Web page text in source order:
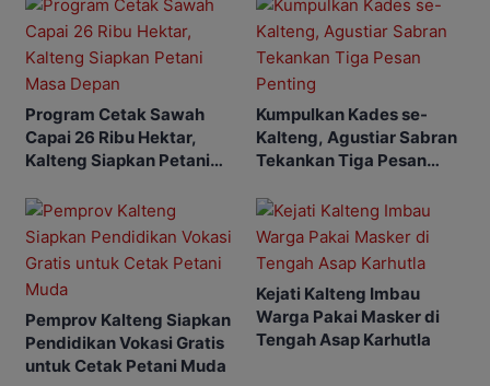
Program Cetak Sawah
Capai 26 Ribu Hektar,
Kalteng Siapkan Petani
Kumpulkan Kades se-
Kalteng, Agustiar Sabran
Tekankan Tiga Pesan
Pemprov Kalteng Siapkan
Pendidikan Vokasi Gratis
untuk Cetak Petani Muda
Kejati Kalteng Imbau
Warga Pakai Masker di
Tengah Asap Karhutla